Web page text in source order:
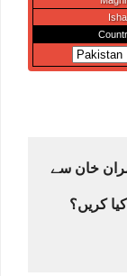
خان سے
کریں؟